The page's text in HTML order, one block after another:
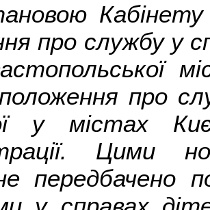
Кабінету
про службу у
про
у містах
Цими
передбачено